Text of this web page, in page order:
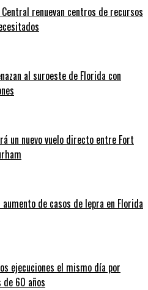
renuevan centros de recursos
al suroeste de Florida con
un nuevo vuelo directo entre Fort
de casos de lepra en Florida
ejecuciones el mismo día por
de 60 años